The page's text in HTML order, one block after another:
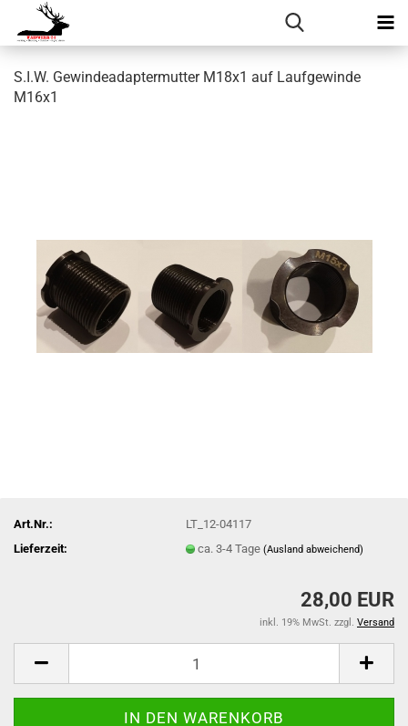
S.I.W. Gewindeadaptermutter M18x1 auf Laufgewinde
M16x1
Art.Nr.:
LT_12-04117
Lieferzeit:
ca. 3-4 Tage(Ausland abweichend)
28,00 EUR
inkl. 19% MwSt. zzgl. Versand